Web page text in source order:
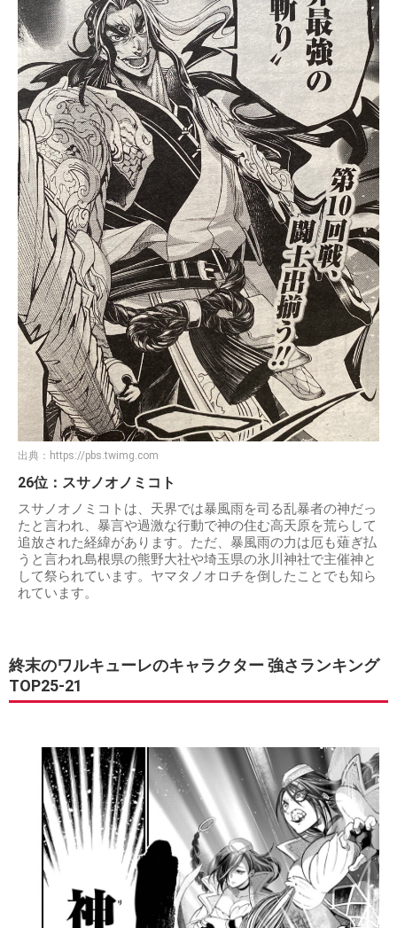
出典： https://pbs.twimg.com
26位：スサノオノミコト
スサノオノミコトは、天界では暴風雨を司る乱暴者の神だっ
たと言われ、暴言や過激な行動で神の住む高天原を荒らして
追放された経緯があります。ただ、暴風雨の力は厄も薙ぎ払
うと言われ島根県の熊野大社や埼玉県の氷川神社で主催神と
して祭られています。ヤマタノオロチを倒したことでも知ら
れています。
終末のワルキューレのキャラクター 強さランキング
TOP25-21